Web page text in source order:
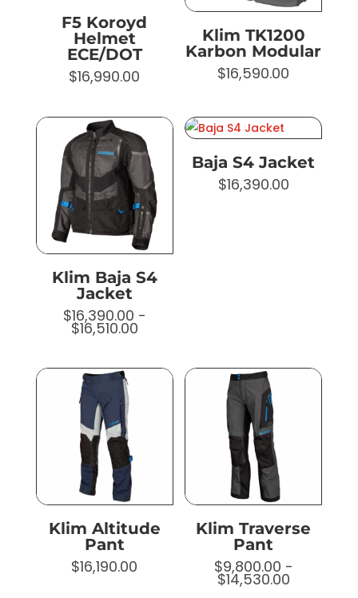
F5 Koroyd
Helmet
ECE/DOT
$16,990.00
Klim TK1200
Karbon Modular
$16,590.00
Klim Baja S4
Jacket
$16,390.00 -
$16,510.00Rango
desde
$16,390.00
Baja S4 Jacket
$16,390.00
Klim Altitude
Pant
$16,190.00
Klim Traverse
Pant
$9,800.00 -
$14,530.00Rango